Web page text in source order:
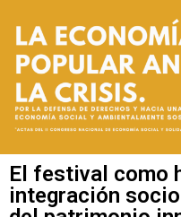
El festival como
integración